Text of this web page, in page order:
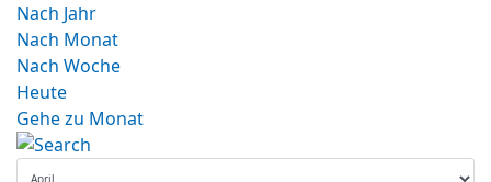
Nach Jahr
Nach Monat
Nach Woche
Heute
Gehe zu Monat